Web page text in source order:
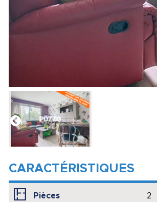
CARACTÉRISTIQUES
Pièces 2